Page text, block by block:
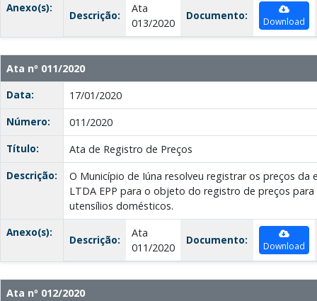
Anexo(s):
Descrição:
Ata
013/2020
Documento: Download
Ata nº 011/2020
Data:
17/01/2020
Número:
011/2020
Título:
Ata de Registro de Preços
Descrição:
O Município de Iúna resolveu registrar os preços da
LTDA EPP para o objeto do registro de preços
utensílios domésticos.
Anexo(s):
Descrição:
Ata
011/2020
Documento: Download
Ata nº 012/2020